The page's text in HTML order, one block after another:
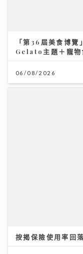
「第36屆美食博
Gelato主題＋寵物
06/08/2026
按揭保險使用率回